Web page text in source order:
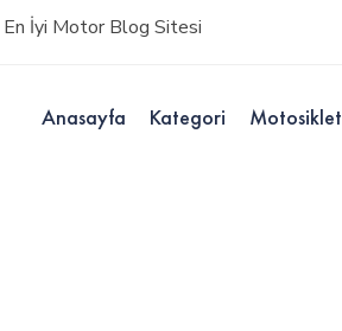
İyi Motor Blog Sitesi
Anasayfa Kategori Motosiklet